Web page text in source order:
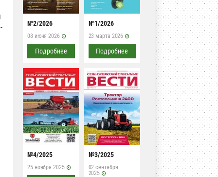
№2/2026
08 июня 2026
Подробнее
№1/2026
23 марта 2026
Подробнее
№4/2025
25 ноября 2025
№3/2025
02 сентября
2025